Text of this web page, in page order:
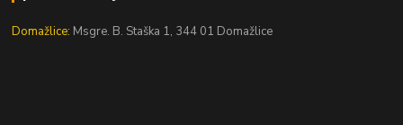
Domažlice: Msgre. B. Staška 1, 344 01 Domažlice